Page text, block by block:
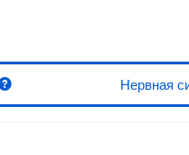
Нервная